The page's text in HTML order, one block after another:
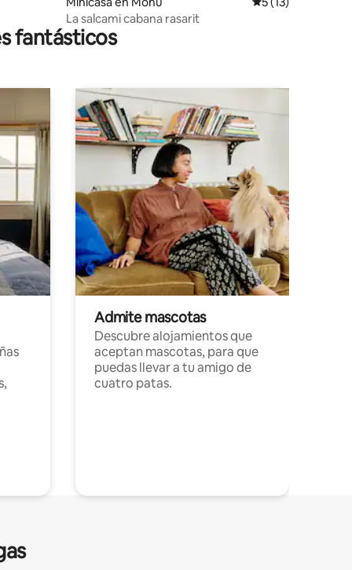
La salcami cabana rasarit
fantásticos
Admite mascotas
Descubre alojamientos que
aceptan mascotas, para que
puedas llevar a tu amigo de
cuatro patas.